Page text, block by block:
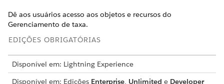
Dê aos usuários acesso aos objetos e recursos do
Gerenciamento de taxa.
EDIÇÕES OBRIGATÓRIAS
Disponível em: Lightning Experience
Disponível em: Edições Enterprise, Unlimited e Developer